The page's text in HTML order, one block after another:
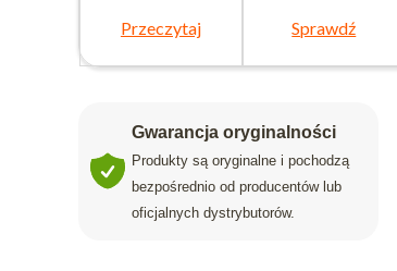
Przeczytaj Sprawdź
Gwarancja oryginalności
Produkty są oryginalne i pochodzą
bezpośrednio od producentów lub
oficjalnych dystrybutorów.